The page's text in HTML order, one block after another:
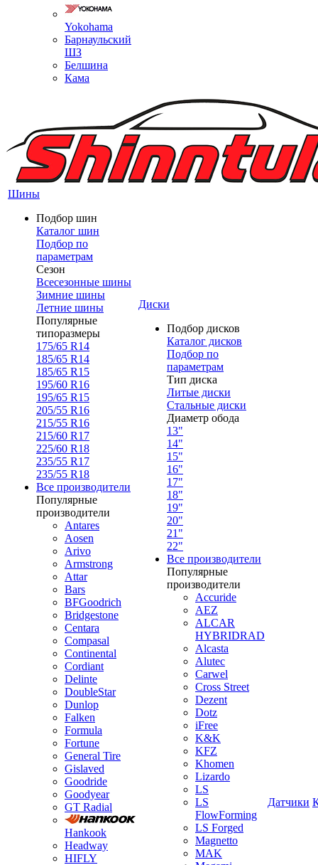
Yokohama
Барнаульский
ШЗ
Белшина
Кама
Шины
Подбор шин
Каталог шин
Подбор по
параметрам
Сезон
Всесезонные шины
Зимние шины
Летние шины
Популярные
типоразмеры
175/65 R14
185/65 R14
185/65 R15
195/60 R16
195/65 R15
205/55 R16
215/55 R16
215/60 R17
225/60 R18
235/55 R17
235/55 R18
Все производители
Популярные
производители
Antares
Aosen
Arivo
Armstrong
Attar
Bars
BFGoodrich
Bridgestone
Centara
Compasal
Continental
Cordiant
Delinte
DoubleStar
Dunlop
Falken
Formula
Fortune
General Tire
Gislaved
Goodride
Goodyear
GT Radial
Hankook
Headway
HIFLY
Диски
Подбор дисков
Каталог дисков
Подбор по
параметрам
Тип диска
Литые диски
Стальные диски
Диаметр обода
13"
14"
15"
16"
17"
18"
19"
20"
21"
22"
Все производители
Популярные
производители
Accuride
AEZ
ALCAR
HYBRIDRAD
Alcasta
Alutec
Carwel
Cross Street
Dezent
Dotz
iFree
K&K
KFZ
Khomen
Lizardo
LS
LS
FlowForming
LS Forged
Magnetto
MAK
Датчики